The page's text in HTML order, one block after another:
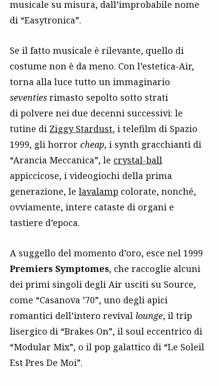
musicale su misura, dall’improbabile nome
di “Easytronica”.
Se il fatto musicale è rilevante, quello di
costume non è da meno. Con l’estetica-Air,
torna alla luce tutto un immaginario
seventies rimasto sepolto sotto strati
di polvere nei due decenni successivi: le
tutine di Ziggy Stardust, i telefilm di Spazio
1999, gli horror cheap, i synth gracchianti di
“Arancia Meccanica”, le crystal-ball
appiccicose, i videogiochi della prima
generazione, le lavalamp colorate, nonché,
ovviamente, intere cataste di organi e
tastiere d’epoca.
A suggello del momento d’oro, esce nel 1999
Premiers Symptomes, che raccoglie alcuni
dei primi singoli degli Air usciti su Source,
come “Casanova ’70”, uno degli apici
romantici dell’intero revival lounge, il trip
lisergico di “Brakes On”, il soul eccentrico di
“Modular Mix”, o il pop galattico di “Le Soleil
Est Pres De Moi”.